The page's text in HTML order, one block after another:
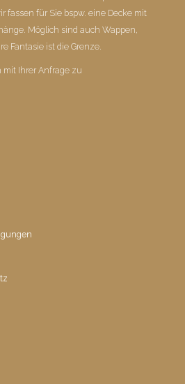
fassen für Sie bspw. eine Decke mit
Möglich sind auch Wappen,
Fantasie ist die Grenze.
Ihrer Anfrage zu